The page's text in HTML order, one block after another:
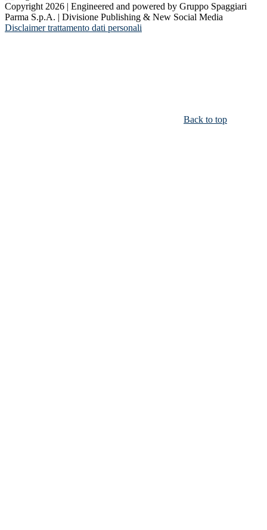
Copyright 2026 | Engineered and powered by Gruppo Spaggiari
Parma S.p.A. | Divisione Publishing & New Social Media
Disclaimer trattamento dati personali
Back to top